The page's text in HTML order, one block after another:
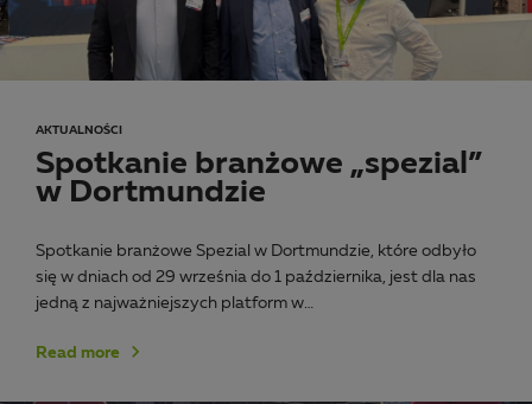
AKTUALNOŚCI
Spotkanie branżowe „spezial”
w Dortmundzie
Spotkanie branżowe Spezial w Dortmundzie, które odbyło
się w dniach od 29 września do 1 października, jest dla nas
jedną z najważniejszych platform w…
Read more